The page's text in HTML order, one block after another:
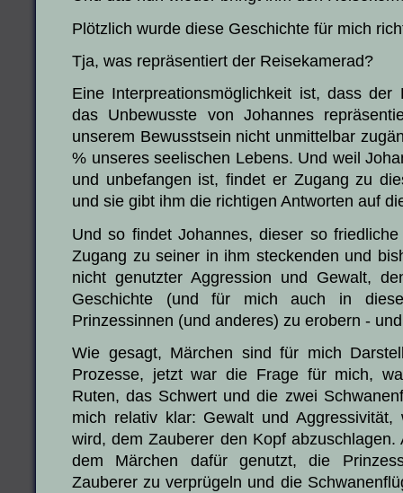
Plötzlich wurde diese Geschichte für mich
Tja, was repräsentiert der Reisekamerad?
Eine Interpreationsmöglichkeit ist, dass der
das Unbewusste von Johannes
unserem Bewusstsein nicht unmittelbar
% unseres seelischen Lebens. Und weil
und unbefangen ist, findet er Zugang zu
und sie gibt ihm die richtigen Antworten auf
Und so findet Johannes, dieser so
Zugang zu seiner in ihm steckenden und
nicht genutzter Aggression und Gewalt,
Geschichte (und für mich auch in
Prinzessinnen (und anderes) zu erobern -
Wie gesagt, Märchen sind für mich
Prozesse, jetzt war die Frage für mich,
Ruten, das Schwert und die zwei
mich relativ klar: Gewalt und
wird, dem Zauberer den Kopf
dem Märchen dafür genutzt, die
Zauberer zu verprügeln und die